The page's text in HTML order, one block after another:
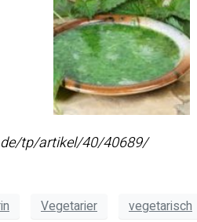
tp/artikel/40/40689/
Vegetarier vegetarisch